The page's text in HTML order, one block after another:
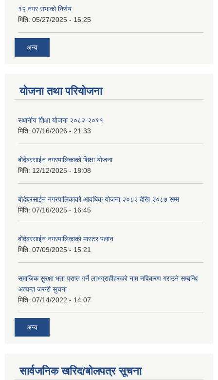
१२ नगर सभाको निर्णय
मिति: 05/27/2025 - 16:25
अन्य
योजना तथा परियोजना
स्थानीय शिक्षा योजना २०८२-२०९१
मिति: 07/16/2026 - 21:33
बोदेबरसाईन नगरपालिकाको शिक्षा योजना
मिति: 12/12/2025 - 18:08
बोदेबरसाईन नगरपालिकाको आवधिक योजना २०८२ देखि २०८७ सम्म
मिति: 07/16/2025 - 16:45
बोदेबरसाईन नगरपालिकाको मास्टर पलान
मिति: 07/09/2025 - 15:21
समाजिक सुरक्षा भता प्राप्त गर्ने लाभग्राहीहरुको नाम नविकरण गराउने सम्बन्धि
अत्यन्त जरुरी सुचना
मिति: 07/14/2022 - 14:07
अन्य
सार्वजनिक खरिद/बोलपत्र सूचना